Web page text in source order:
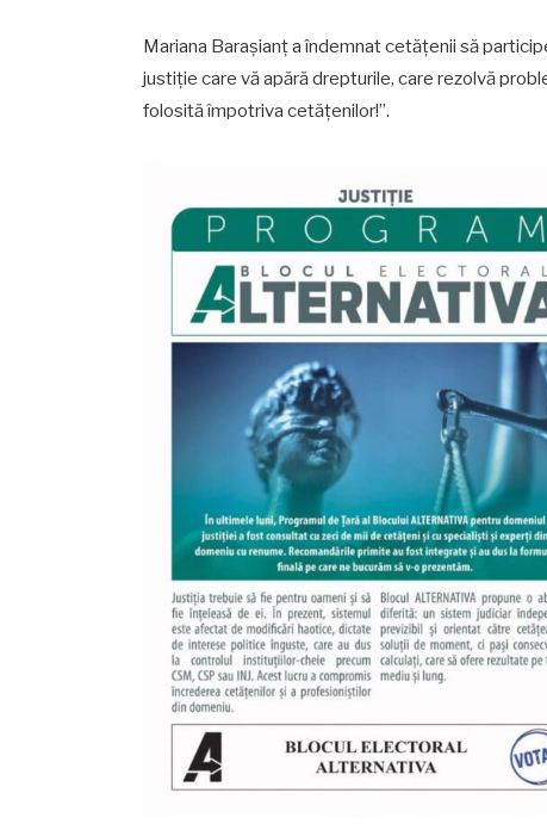
Mariana Barașianț a îndemnat cetățenii să
justiție care vă apără drepturile, care rezolvă
folosită împotriva cetățenilor!”.